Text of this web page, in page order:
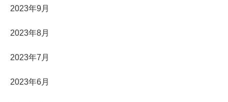
2023年9月
2023年8月
2023年7月
2023年6月